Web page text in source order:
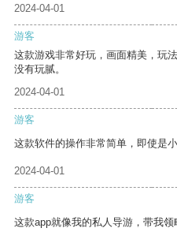
2024-04-01
游客
这款游戏非常好玩，画面精美，玩
没有玩腻。
2024-04-01
游客
这款软件的操作非常简单，即使是
2024-04-01
游客
这款app就像我的私人导游，带我领